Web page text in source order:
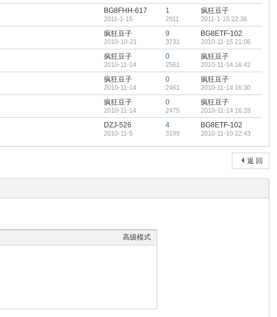
BG8FHH-617
2011-1-15
1
2911
疯狂豆子
2011-1-15 22:36
疯狂豆子
2010-10-21
9
3731
BG8ETF-102
2010-11-15 21:06
疯狂豆子
2010-11-14
0
2561
疯狂豆子
2010-11-14 16:42
疯狂豆子
2010-11-14
0
2461
疯狂豆子
2010-11-14 16:30
疯狂豆子
2010-11-14
0
2475
疯狂豆子
2010-11-14 16:28
DZJ-526
2010-11-5
4
3199
BG8ETF-102
2010-11-10 22:43
返 回
高级模式